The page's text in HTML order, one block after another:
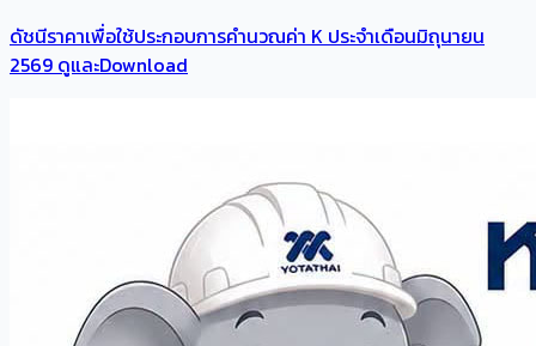
ดัชนีราคาเพื่อใช้ประกอบการคำนวณค่า K ประจำเดือนมิถุนายน
2569 ดูและDownload